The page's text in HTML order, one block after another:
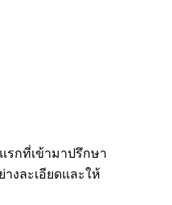
รกที่เข้ามาปรึกษา
งละเอียดและให้